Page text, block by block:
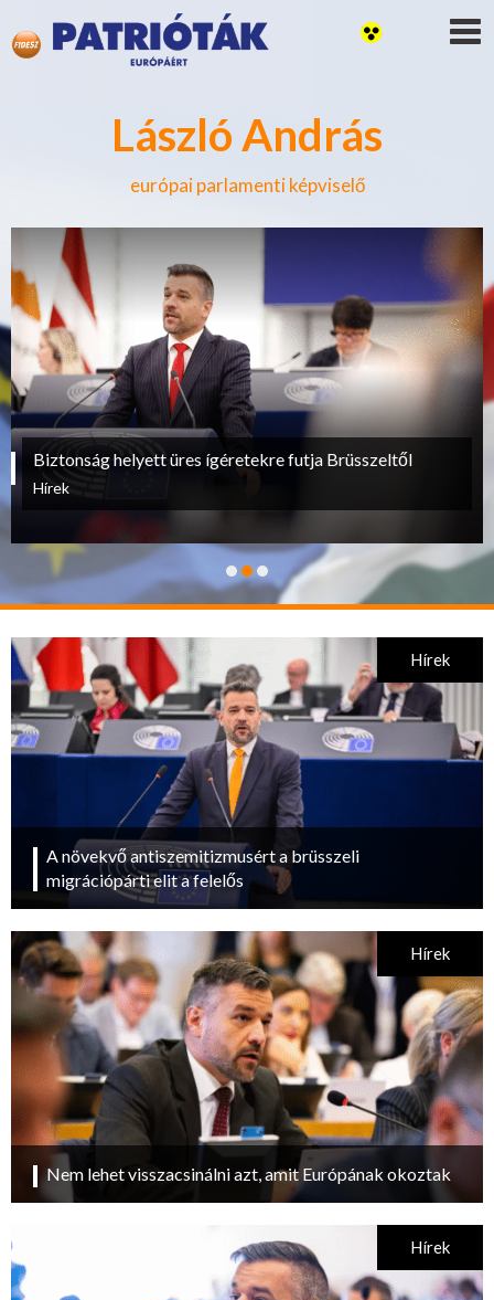
László András
európai parlamenti képviselő
Biztonság helyett üres ígéretekre futja Brüsszeltől
Hírek
A növekvő antiszemitizmusért a brüsszeli
migrációpárti elit a felelős
Hírek
Nem lehet visszacsinálni azt, amit Európának okoztak
Hírek
Hírek